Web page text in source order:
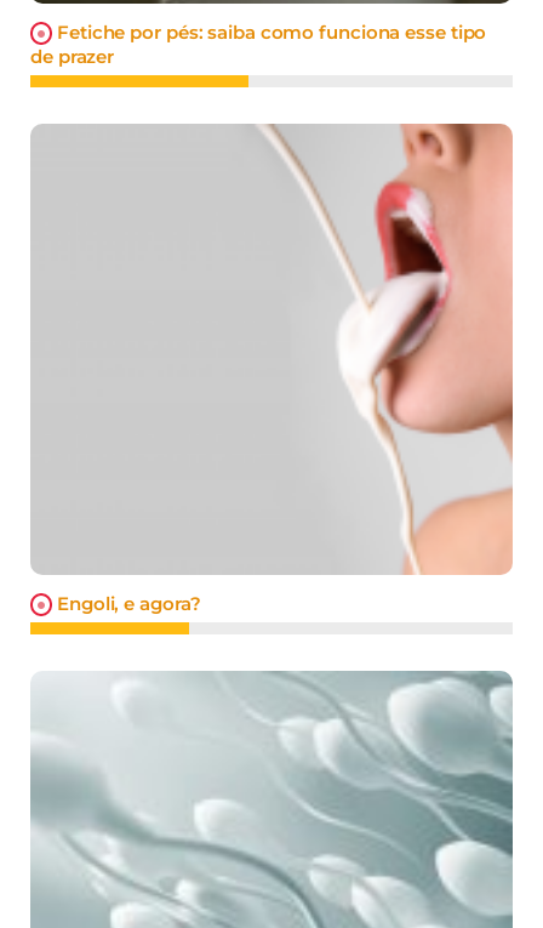
Fetiche por pés: saiba como funciona esse tipo
de prazer
Engoli, e agora?